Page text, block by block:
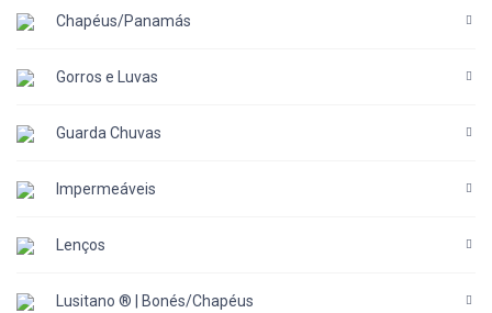
Chapéus/Panamás
Gorros e Luvas
Guarda Chuvas
Impermeáveis
Lenços
Lusitano ® | Bonés/Chapéus